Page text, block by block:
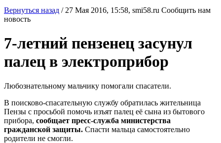
Вернуться назад / 27 Мая 2016, 15:58, smi58.ru Сообщить нам
новость
7-летний пензенец засунул
палец в электроприбор
Любознательному мальчику помогали спасатели.
В поисково-спасательную службу обратилась жительница
Пензы с просьбой помочь изъят палец её сына из бытового
прибора, сообщает пресс-служба министерства
гражданской защиты. Спасти мальца самостоятельно
родители не смогли.